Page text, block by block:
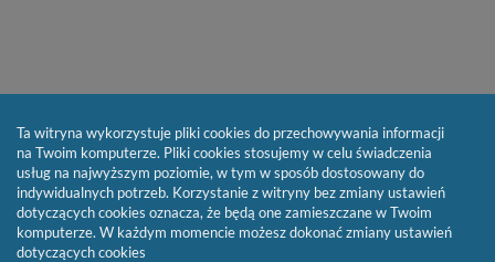
Ta witryna wykorzystuje pliki cookies do przechowywania informacji
na Twoim komputerze. Pliki cookies stosujemy w celu świadczenia
usług na najwyższym poziomie, w tym w sposób dostosowany do
indywidualnych potrzeb. Korzystanie z witryny bez zmiany ustawień
dotyczących cookies oznacza, że będą one zamieszczane w Twoim
komputerze. W każdym momencie możesz dokonać zmiany ustawień
dotyczących cookies